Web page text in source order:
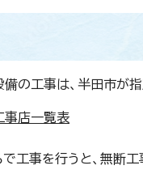
の工事は、半田市が指
事店一覧表
工事を行うと、無断工